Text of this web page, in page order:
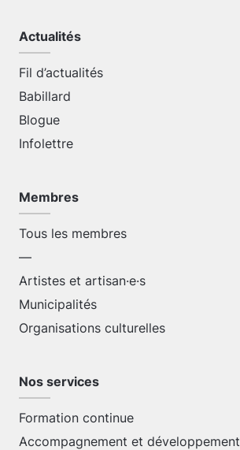
Actualités
Fil d’actualités
Babillard
Blogue
Infolettre
Membres
Tous les membres
—
Artistes et artisan·e·s
Municipalités
Organisations culturelles
Nos services
Formation continue
Accompagnement et développement